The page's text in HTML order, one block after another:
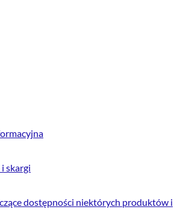
skargi
dostępności niektórych produktów i